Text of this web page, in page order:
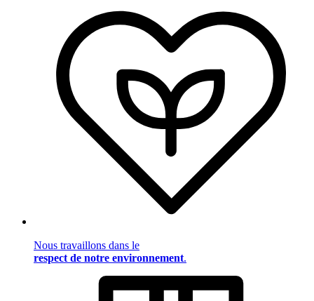
Nous travaillons dans le
respect de notre environnement.